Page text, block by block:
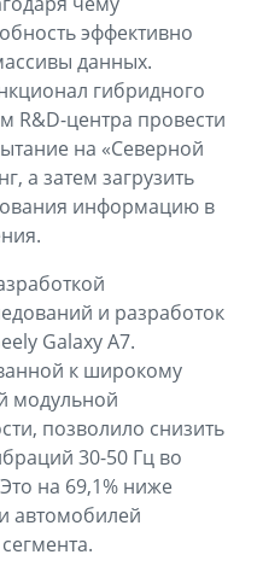
эффективно
данных.
гибридного
R&D-центра провести
на «Северной
а затем загрузить
информацию в
и разработок
Galaxy A7.
к широкому
модульной
позволило снизить
30-50 Гц во
на 69,1% ниже
автомобилей